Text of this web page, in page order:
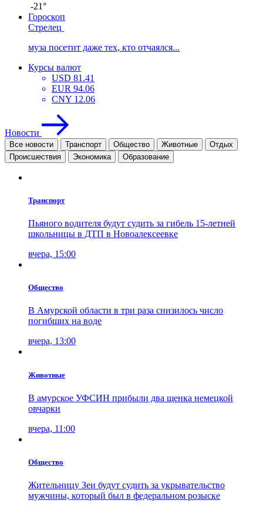
-21°
Гороскоп
Стрелец
муза посетит даже тех, кто отчаялся...
Курсы валют
USD 81.41
EUR 94.06
CNY 12.06
Новости
Все новости Транспорт Общество Животные
Отдых
Проиcшествия
Экономика Образование
Транспорт
Пьяного водителя будут судить за гибель 15-летней
школьницы в ДТП в Новоалексеевке
вчера, 15:00
Общество
В Амурской области в три раза снизилось число
погибших на воде
вчера, 13:00
Животные
В амурское УФСИН прибыли два щенка немецкой
овчарки
вчера, 11:00
Общество
Жительницу Зеи будут судить за укрывательство
мужчины, который был в федеральном розыске